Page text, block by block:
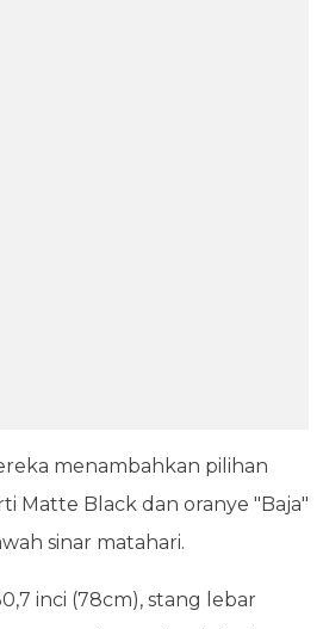
menambahkan pilihan
Matte Black dan oranye "Baja"
sinar matahari.
inci (78cm), stang lebar